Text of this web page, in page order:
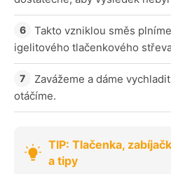
Takto vzniklou směs
igelitového tlačenkového
Zavážeme a dáme
otáčíme.
TIP: Tlačenka,
a tipy